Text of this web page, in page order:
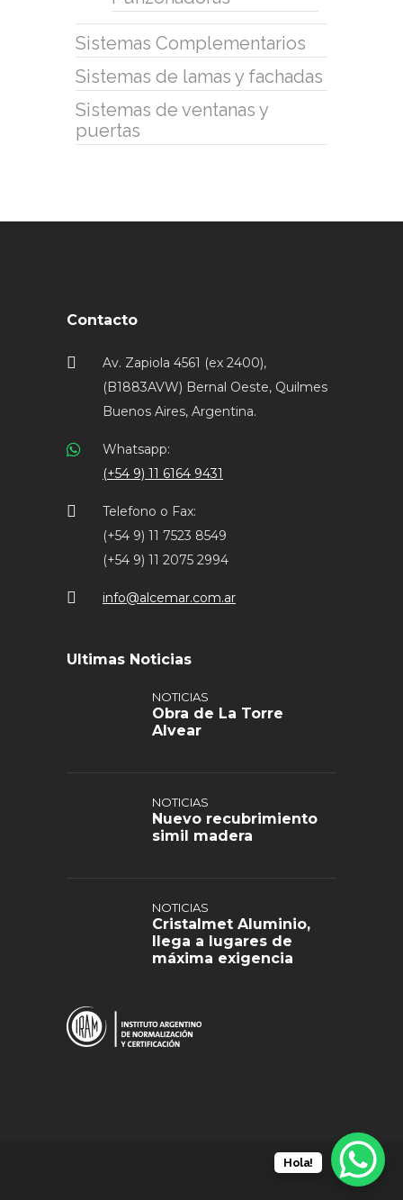
Sistemas Complementarios
Sistemas de lamas y fachadas
Sistemas de ventanas y
puertas
Contacto
Av. Zapiola 4561 (ex 2400),
(B1883AVW) Bernal Oeste, Quilmes
Buenos Aires, Argentina.
Whatsapp:
(+54 9) 11 6164 9431
Telefono o Fax:
(+54 9) 11 7523 8549
(+54 9) 11 2075 2994
info@alcemar.com.ar
Ultimas Noticias
NOTICIAS
Obra de La Torre
Alvear
NOTICIAS
Nuevo recubrimiento
simil madera
NOTICIAS
Cristalmet Aluminio,
llega a lugares de
máxima exigencia
Hola!